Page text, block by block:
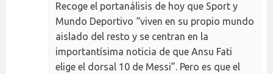
Recoge el portanálisis de hoy que Sport y
Mundo Deportivo “viven en su propio mundo
aislado del resto y se centran en la
importantísima noticia de que Ansu Fati
elige el dorsal 10 de Messi”. Pero es que el